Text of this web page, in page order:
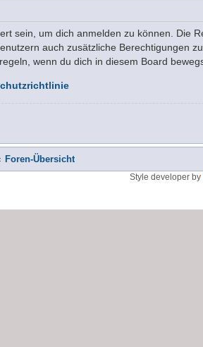
sein, um dich anmelden zu können. Die
auch zusätzliche Berechtigungen
wenn du dich in diesem Board
Foren-Übersicht
Style developer by